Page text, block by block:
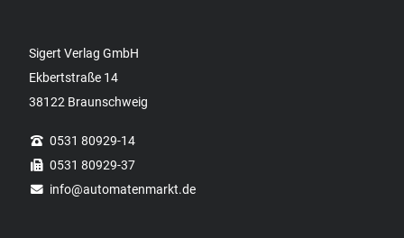
Sigert Verlag GmbH
Ekbertstraße 14
38122 Braunschweig
0531 80929-14
0531 80929-37
info@automatenmarkt.de